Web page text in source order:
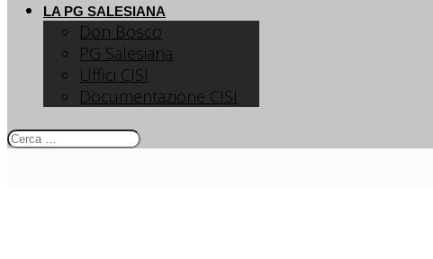
LA PG SALESIANA
Don Bosco
PG Salesiana
Uffici CISI
Documentazione CISI